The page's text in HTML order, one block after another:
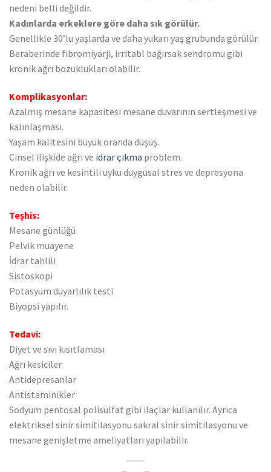
nedeni belli değildir.
Kadınlarda erkeklere göre daha sık görülür.
Genellikle 30’lu yaşlarda ve daha yukarı yaş grubunda görülür.
Beraberinde fibromiyarji, irritabl bağırsak sendromu gibi
kronik ağrı bozuklukları olabilir.
Komplikasyonlar:
Azalmış mesane kapasitesi mesane duvarının sertleşmesi ve
kalınlaşması.
Yaşam kalitesini büyük oranda düşüş.
Cinsel ilişkide ağrı ve idrar çıkma problem.
Kronik ağrı ve kesintili uyku duygusal stres ve depresyona
neden olabilir.
Teşhis:
Mesane günlüğü
Pelvik muayene
İdrar tahlili
Sistoskopi
Potasyum duyarlılık testi
Biyopsi yapılır.
Tedavi:
Diyet ve sıvı kısıtlaması
Ağrı kesiciler
Antidepresanlar
Antistaminikler
Sodyum pentosal polisülfat gibi ilaçlar kullanılır. Ayrıca
elektriksel sinir simitilasyonu sakral sinir simitilasyonu ve
mesane genişletme ameliyatları yapılabilir.